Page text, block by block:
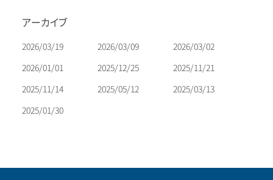
ビ
ー
シ
ン
アーカイブ
2026/03/19 2026/03/09
2026/03/02
2026/01/01
2025/12/25
2025/11/21
2025/11/14
2025/05/12
2025/03/13
2025/01/30